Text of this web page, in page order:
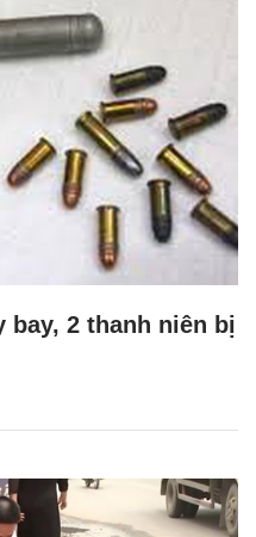
bay, 2 thanh niên bị